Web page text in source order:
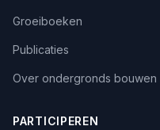
Groeiboeken
Publicaties
Over ondergronds bouwen
PARTICIPEREN